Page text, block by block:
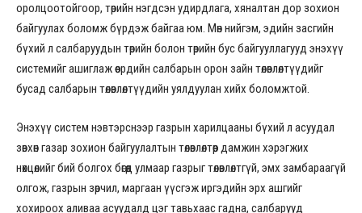
оролцоотойгоор, төрийн нэгдсэн удирдлага, хяналтан дор зохион
байгуулах боломж бүрдэж байгаа юм. Мөн нийгэм, эдийн засгийн
бүхий л салбаруудын төрийн болон төрийн бус байгууллагууд энэхүү
системийг ашиглаж өөсрдийн салбарын орон зайн төлөвлөлтүүдийг
бусад салбарын төлөвлөлтүүдийн уялдуулан хийх боломжтой.
Энэхүү систем нэвтэрснээр газрын харилцааны бүхий л асуудал
зөвхөн газар зохион байгуулалтын төлөвлөлтөөр дамжин хэрэгжих
нөхцөлийг бий болгох бөгөөд улмаар газрыг төлөвлөлтгүй, эмх замбараагүй
олгож, газрын зөрчил, маргаан үүсгэж иргэдийн эрх ашгийг
хохироох аливаа асуудалд цэг тавьхаас гадна, салбарууд